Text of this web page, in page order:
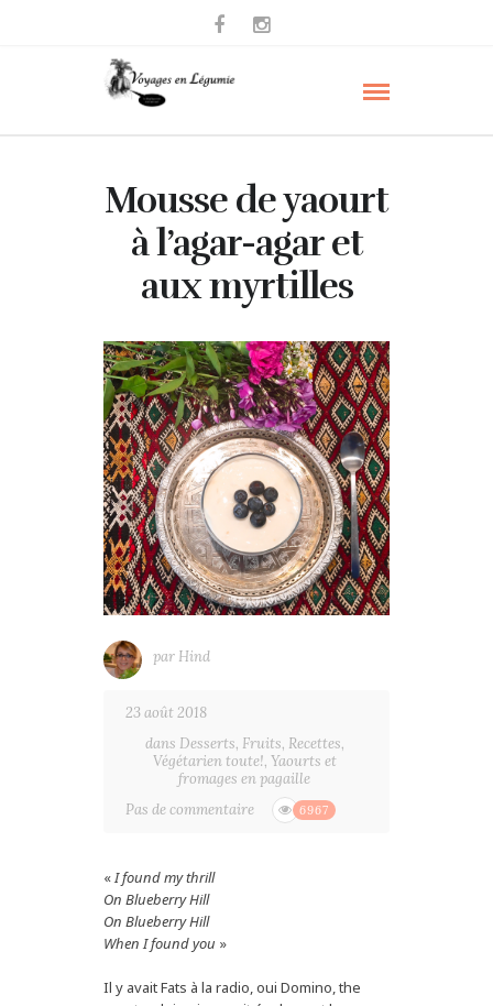
Mousse de yaourt
à l’agar-agar et
aux myrtilles
par Hind
23 août 2018
dans Desserts, Fruits, Recettes,
Végétarien toute!, Yaourts et
fromages en pagaille
Pas de commentaire
6967
«I found my thrill
On Blueberry Hill
On Blueberry Hill
When I found you »
Il y avait Fats à la radio, oui Domino, the